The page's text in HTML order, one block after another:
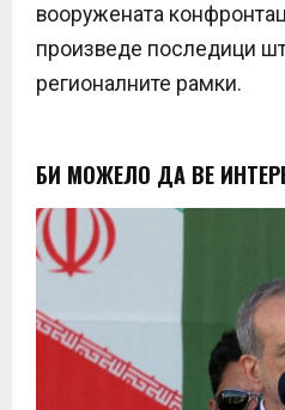
вооружената
произведе последици
регионалните рамки.
БИ МОЖЕЛО ДА ВЕ